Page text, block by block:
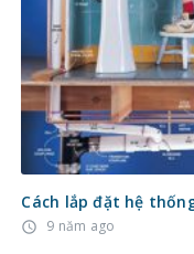
Cách lắp đặt hệ
access_time 9 năm ago